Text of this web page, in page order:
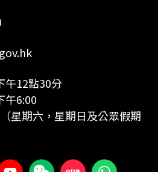
午12點30分
午6:00
星期六，星期日及公眾假期